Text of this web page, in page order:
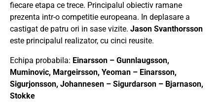
fiecare etapa ce trece. Principalul obiectiv ramane
prezenta intr-o competitie europeana. In deplasare a
castigat de patru ori in sase vizite. Jason Svanthorsson
este principalul realizator, cu cinci reusite.
Echipa probabila: Einarsson – Gunnlaugsson,
Muminovic, Margeirsson, Yeoman – Einarsson,
Sigurjonsson, Johannesen – Sigurdarson – Bjarnason,
Stokke